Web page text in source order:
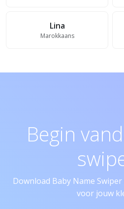
Lina
Marokkaans
Begin
Download Baby Name
voor jouw